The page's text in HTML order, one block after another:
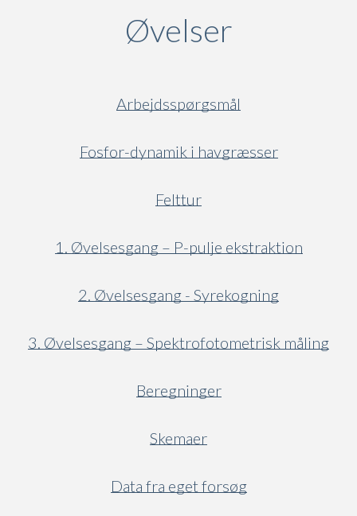
Øvelser
Arbejdsspørgsmål
Fosfor-dynamik i havgræsser
Felttur
1. Øvelsesgang – P-pulje ekstraktion
2. Øvelsesgang - Syrekogning
3. Øvelsesgang – Spektrofotometrisk måling
Beregninger
Skemaer
Data fra eget forsøg